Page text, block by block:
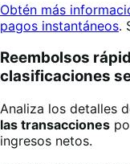
Obtén más
pagos instantáneos.
Reembolsos
clasificaciones
Analiza los detalles
las transacciones
ingresos netos.